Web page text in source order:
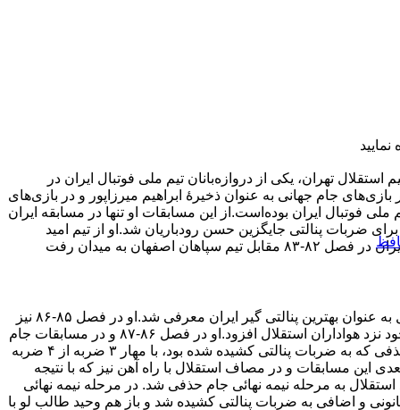
بازیکن فعلی تیم استقلال تهران، یکی از دروازه‌بانان تیم ملی فوتبال ایران در
و هم‌چنین جام جهانی ۲۰۰۶ بوده‌است. او در بازی‌های جام جهانی به عنوان ذخیرهٔ ابراهیم میرزاپور و در بازی‌های
فوتبال ایران بوده‌است.از این مسابقات او تنها در مسابقه ایران
از مرحله یک چهارم نهائی جام ملت‌های آسیا و از دقیقه ۱۱۹[۲] و برای ضربات پنالتی جایگزین حسن رودباریان شد.او از تیم امید
به میدان رفت
او در فصل ۸۴-۸۵ لیگ برتر فوتبال ایران با مهار سه ضربه پنالتی در طول فصل به عنوان بهترین پنالتی گیر ایران معرفی شد.او در فصل ۸۵-۸۶ نیز
با مهار ضربه پنالتی مهرزاد معدنچی در دیدار با پرسپولیس تهران بر محبوبیت خود نزد هواداران استقلال افزود.او در فصل ۸۶-۸۷ و در مسابقات جام
حذفی کشور در مسابقه استقلال-ذوب آهن از مرحله یک شانزدهم نهائی جام حذفی که به ضربات پنالتی کشیده شده بود، با مهار ۳ ضربه از ۴ ضربه
این مسابقات و در مصاف استقلال با راه آهن نیز که با نتیجه
با مهار ۳ ضربه پنالتی باعث صعود استقلال به مرحله نیمه نهائی جام حذفی شد. در مرحله نیمه نهائی
تهران و فولاد خوزستان پس از تساوی ۱-۱ در وقت قانونی و اضافی به ضربات پنالتی کشیده شد و باز هم وحید طالب لو با